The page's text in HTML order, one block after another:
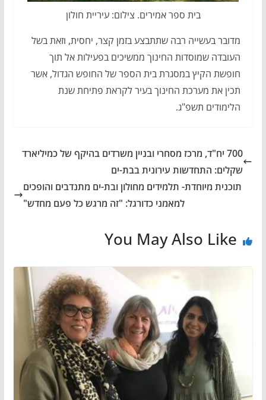
בית ספר אמירים. צילום: עיריית חולון
מדובר בעשייה רבה שתתבצע בזמן קצר, יחסית, וזאת בשל
העובדה שמוסדות החינוך ממשיכים בפעילות אל תוך
חופשת הקיץ במסגרת בית הספר של החופש הגדול, אשר
תכין את מערכת החינוך בעיר לקראת פתיחת שנת
הלימודים תשפ"ג.
700 יח"ד, מרכז מסחרי ובניין משרדים בהיקף של כמיליארד
שקלים: התחדשות עירונית בבת-ים
תוכנית מיוחדת- תלמידים מחולון ובת-ים מתנדבים והופכים
למאמני כדורגל: "זה מרגש כל פעם מחדש"
You May Also Like